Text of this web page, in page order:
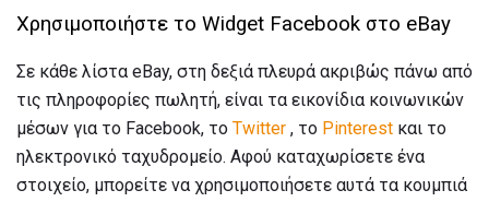
Χρησιμοποιήστε το Widget Facebook στο eBay
Σε κάθε λίστα eBay, στη δεξιά πλευρά ακριβώς πάνω από
τις πληροφορίες πωλητή, είναι τα εικονίδια κοινωνικών
μέσων για το Facebook, το Twitter , το Pinterest και το
ηλεκτρονικό ταχυδρομείο. Αφού καταχωρίσετε ένα
στοιχείο, μπορείτε να χρησιμοποιήσετε αυτά τα κουμπιά